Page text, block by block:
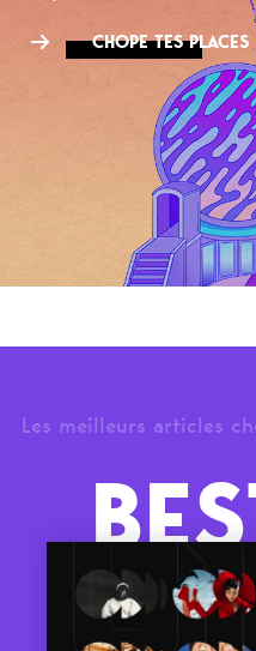
CHOPE TES PLACES
Les meilleurs articles